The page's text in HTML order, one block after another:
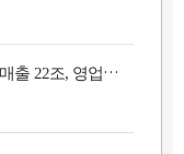
22조, 영업이익